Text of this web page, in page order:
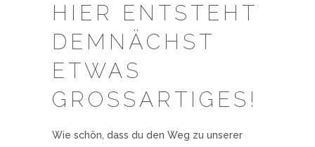
HIER ENTSTEHT
DEMNÄCHST
ETWAS
GROSSARTIGES!
Wie schön, dass du den Weg zu unserer